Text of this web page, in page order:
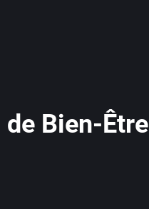
de Bien-Être